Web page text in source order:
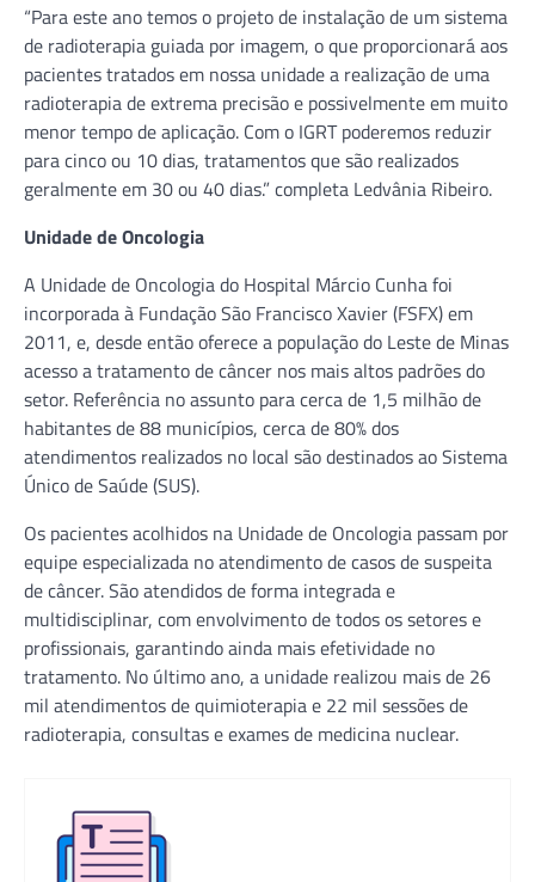
“Para este ano temos o projeto de instalação de um sistema
de radioterapia guiada por imagem, o que proporcionará aos
pacientes tratados em nossa unidade a realização de uma
radioterapia de extrema precisão e possivelmente em muito
menor tempo de aplicação. Com o IGRT poderemos reduzir
para cinco ou 10 dias, tratamentos que são realizados
geralmente em 30 ou 40 dias.” completa Ledvânia Ribeiro.
Unidade de Oncologia
A Unidade de Oncologia do Hospital Márcio Cunha foi
incorporada à Fundação São Francisco Xavier (FSFX) em
2011, e, desde então oferece a população do Leste de Minas
acesso a tratamento de câncer nos mais altos padrões do
setor. Referência no assunto para cerca de 1,5 milhão de
habitantes de 88 municípios, cerca de 80% dos
atendimentos realizados no local são destinados ao Sistema
Único de Saúde (SUS).
Os pacientes acolhidos na Unidade de Oncologia passam por
equipe especializada no atendimento de casos de suspeita
de câncer. São atendidos de forma integrada e
multidisciplinar, com envolvimento de todos os setores e
profissionais, garantindo ainda mais efetividade no
tratamento. No último ano, a unidade realizou mais de 26
mil atendimentos de quimioterapia e 22 mil sessões de
radioterapia, consultas e exames de medicina nuclear.